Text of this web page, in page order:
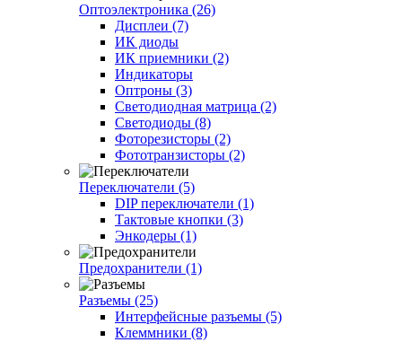
Оптоэлектроника (26)
Дисплеи (7)
ИК диоды
ИК приемники (2)
Индикаторы
Оптроны (3)
Светодиодная матрица (2)
Светодиоды (8)
Фоторезисторы (2)
Фототранзисторы (2)
Переключатели (5)
DIP переключатели (1)
Тактовые кнопки (3)
Энкодеры (1)
Предохранители (1)
Разъемы (25)
Интерфейсные разъемы (5)
Клеммники (8)